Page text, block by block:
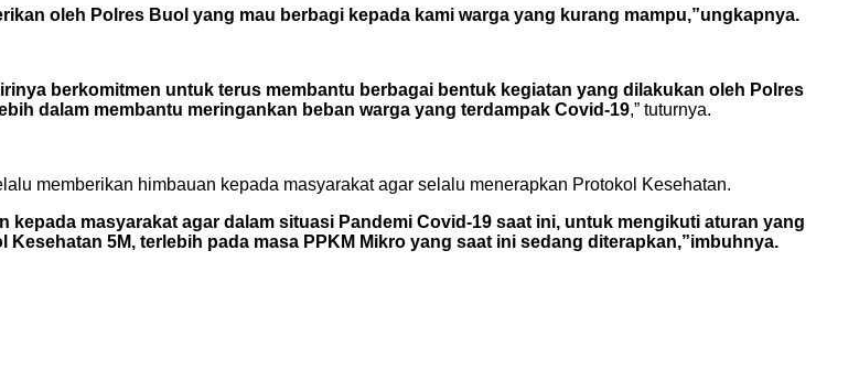
oleh Polres Buol yang mau berbagi kepada kami warga yang kurang mampu,”ungkapnya.
berkomitmen untuk terus membantu berbagai bentuk kegiatan yang dilakukan oleh Polres
dalam membantu meringankan beban warga yang terdampak Covid-19,” tuturnya.
memberikan himbauan kepada masyarakat agar selalu menerapkan Protokol Kesehatan.
kepada masyarakat agar dalam situasi Pandemi Covid-19 saat ini, untuk mengikuti aturan yang
5M, terlebih pada masa PPKM Mikro yang saat ini sedang diterapkan,”imbuhnya.